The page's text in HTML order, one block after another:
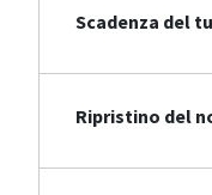
Scadenza del
Ripristino del